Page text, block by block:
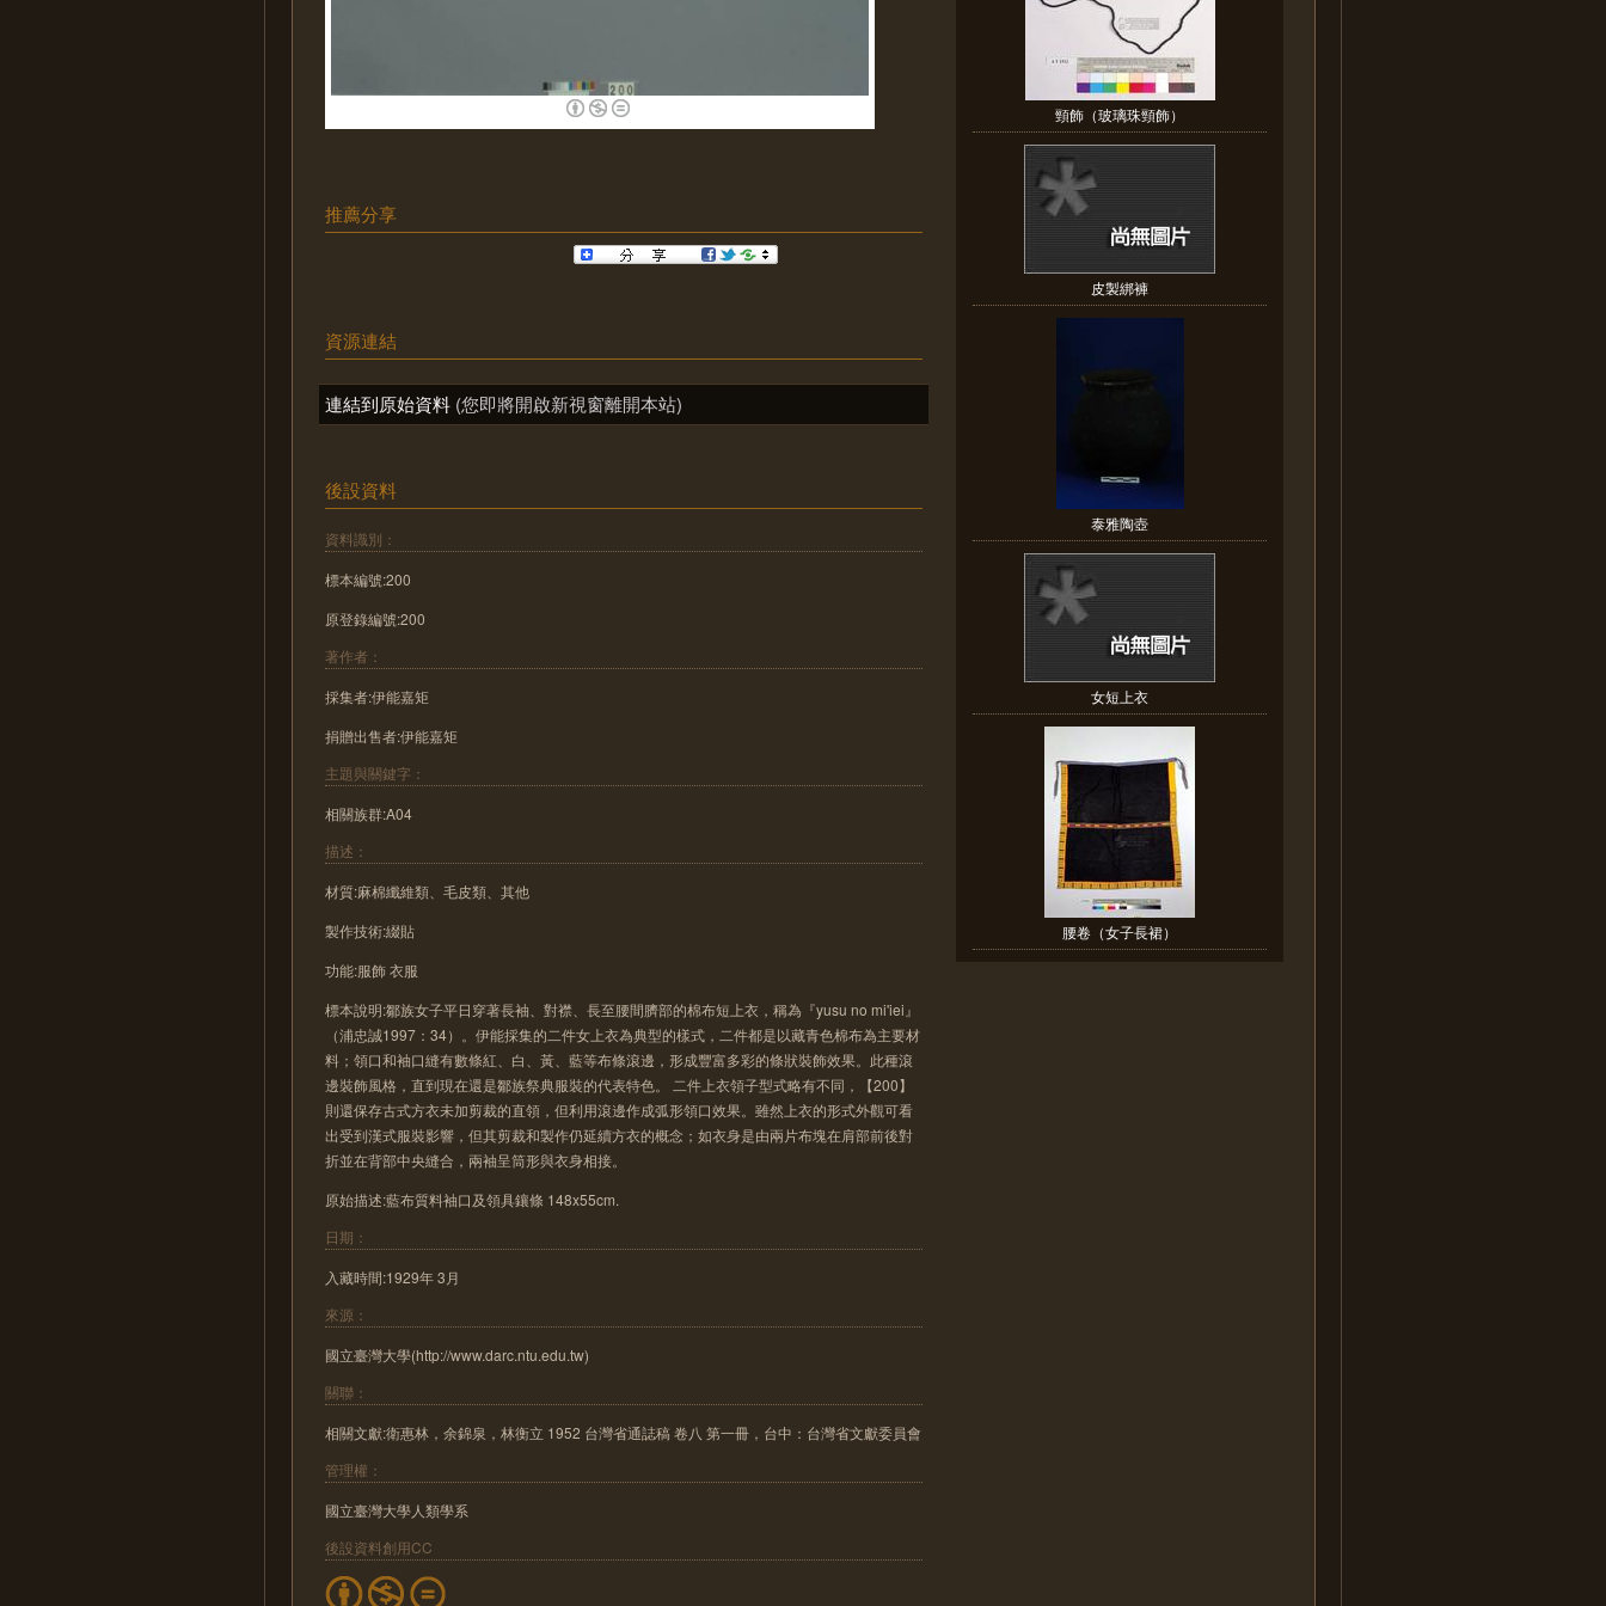
推薦分享
資源連結
連結到原始資料 (您即將開啟新視窗離開本站)
後設資料
資料識別：
標本編號:200
原登錄編號:200
著作者：
採集者:伊能嘉矩
捐贈出售者:伊能嘉矩
主題與關鍵字：
相關族群:A04
描述：
材質:麻棉纖維類、毛皮類、其他
製作技術:綴貼
功能:服飾 衣服
標本說明:鄒族女子平日穿著長袖、對襟、長至腰間臍部的棉布短上衣，稱為『yusu no mi'iei』
（浦忠誠1997：34）。伊能採集的二件女上衣為典型的樣式，二件都是以藏青色棉布為主要材
料；領口和袖口縫有數條紅、白、黃、藍等布條滾邊，形成豐富多彩的條狀裝飾效果。此種滾
邊裝飾風格，直到現在還是鄒族祭典服裝的代表特色。 二件上衣領子型式略有不同，【200】
則還保存古式方衣未加剪裁的直領，但利用滾邊作成弧形領口效果。雖然上衣的形式外觀可看
出受到漢式服裝影響，但其剪裁和製作仍延續方衣的概念；如衣身是由兩片布塊在肩部前後對
折並在背部中央縫合，兩袖呈筒形與衣身相接。
原始描述:藍布質料袖口及領具鑲條 148x55cm.
日期：
入藏時間:1929年 3月
來源：
國立臺灣大學(http://www.darc.ntu.edu.tw)
關聯：
相關文獻:衛惠林，余錦泉，林衡立 1952 台灣省通誌稿 卷八 第一冊，台中：台灣省文獻委員會
管理權：
國立臺灣大學人類學系
後設資料創用CC
頸飾（玻璃珠頸飾）
皮製綁褲
泰雅陶壺
女短上衣
腰卷（女子長裙）